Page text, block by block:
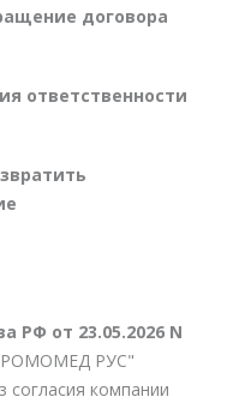
договора
ответственности
РФ от 23.05.2026 N
РУС"
согласия компании